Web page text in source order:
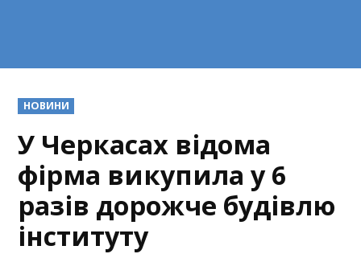
POSTED
IN
НОВИНИ
У Черкасах відома
фірма викупила у 6
разів дорожче будівлю
інституту